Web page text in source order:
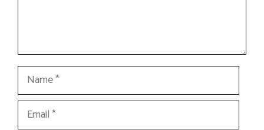
Name
Email